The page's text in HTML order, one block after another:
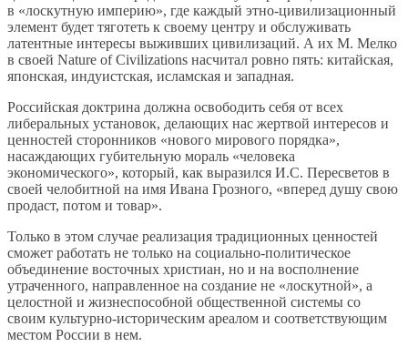
в «лоскутную империю», где каждый этно-цивилизационный
элемент будет тяготеть к своему центру и обслуживать
латентные интересы выживших цивилизаций. А их М. Мелко
в своей Nature of Civilizations насчитал ровно пять: китайская,
японская, индуистская, исламская и западная.
Российская доктрина должна освободить себя от всех
либеральных установок, делающих нас жертвой интересов и
ценностей сторонников «нового мирового порядка»,
насаждающих губительную мораль «человека
экономического», который, как выразился И.С. Пересветов в
своей челобитной на имя Ивана Грозного, «вперед душу свою
продаст, потом и товар».
Только в этом случае реализация традиционных ценностей
сможет работать не только на социально-политическое
объединение восточных христиан, но и на восполнение
утраченного, направленное на создание не «лоскутной», а
целостной и жизнеспособной общественной системы со
своим культурно-историческим ареалом и соответствующим
местом России в нем.